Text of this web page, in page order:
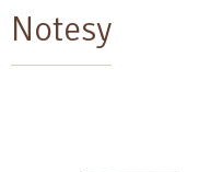
Notesy